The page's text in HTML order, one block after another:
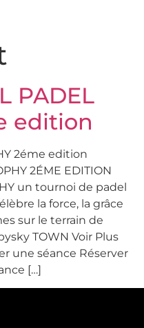
PADEL
edition
2éme edition
2ÉME EDITION​
un tournoi de padel
la force, la grâce
sur le terrain de
TOWN Voir Plus
une séance Réserver
[…]